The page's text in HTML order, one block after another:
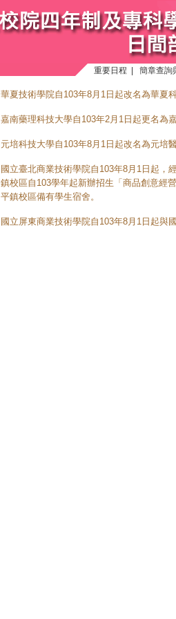
重要日程 簡章查詢
華夏技術學院自103年8月1日起改名為華夏
嘉南藥理科技大學自103年2月1日起更名為
元培科技大學自103年8月1日起改名為元培
國立臺北商業技術學院自103年8月1日起，
鎮校區自103學年起新辦招生「商品創意經
平鎮校區備有學生宿舍。
國立屏東商業技術學院自103年8月1日起與